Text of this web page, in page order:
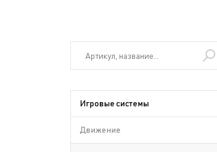
Игровые системы
Движение